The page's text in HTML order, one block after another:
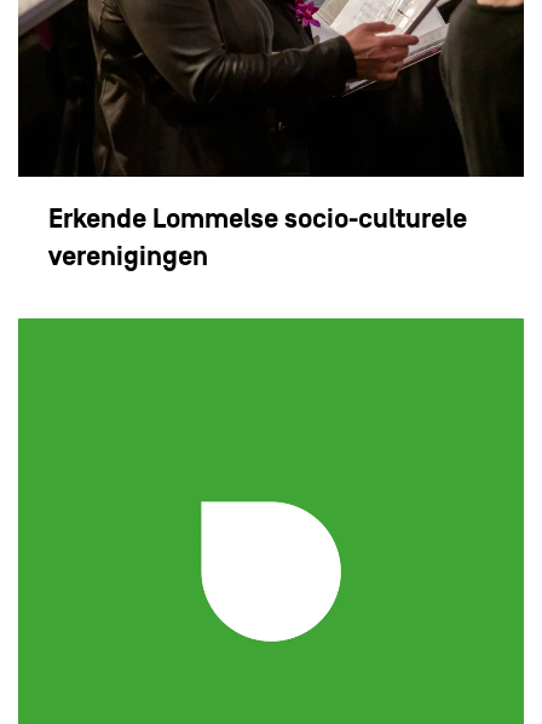
Erkende Lommelse socio-culturele
verenigingen